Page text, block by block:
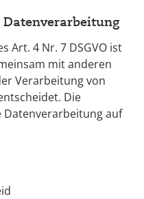
Art. 4 Nr. 7 DSGVO ist
mit anderen
Verarbeitung von
Die
auf